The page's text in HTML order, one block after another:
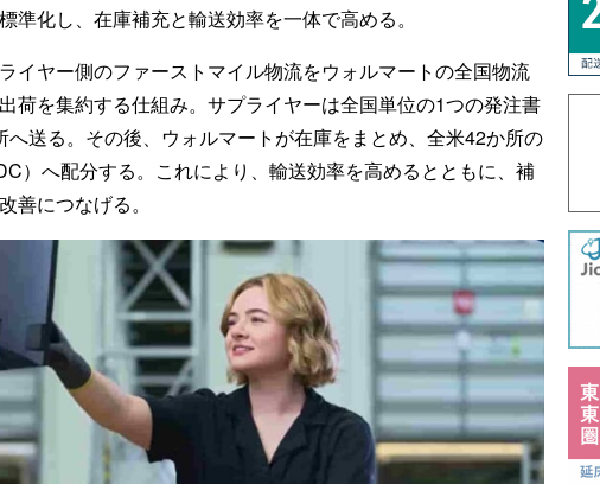
準化し、在庫補充と輸送効率を一体で高める。
イヤー側のファーストマイル物流をウォルマートの全国物流
荷を集約する仕組み。サプライヤーは全国単位の1つの発注書
へ送る。その後、ウォルマートが在庫をまとめ、全米42か所の
）へ配分する。これにより、輸送効率を高めるとともに、補
善につなげる。